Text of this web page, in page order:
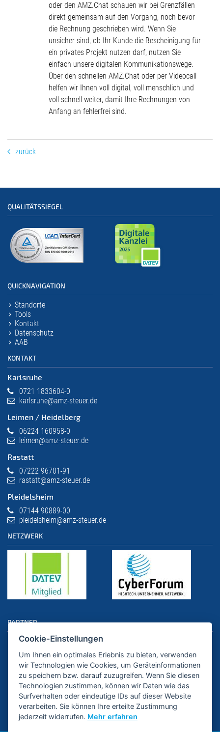
oder den AMZ.Chat schauen wir bei Grenzfällen
direkt gemeinsam auf den Vorgang, noch bevor
die Rechnung geschrieben wird. Wenn Sie
unsicher sind, ob Ihr Kunde die Bescheinigung für
ein privates Projekt nutzen darf, nutzen Sie
einfach unsere digitalen Kommunikationswege.
Über den schnellen AMZ.Chat oder per Videocall
helfen wir Ihnen voll digital, voll menschlich und
voll schnell weiter, damit Ihre Rechnungen von
Anfang an fehlerfrei sind.
zurück
QUALITÄTSSIEGEL
QUICKNAVIGATION
Standorte
Tools
Kontakt
Datenschutz
AAB
KONTAKT
Karlsruhe
0721 1833604-0
karlsruhe@amz-steuer.de
Leimen / Heidelberg
06224 160958-0
leimen@amz-steuer.de
Rastatt
07222 96701-91
rastatt@amz-steuer.de
Pleidelsheim
07144 90889-00
pleidelsheim@amz-steuer.de
NETZWERK
PARTNER
Cookie-Einstellungen
Um Ihnen ein optimales Erlebnis zu bieten, verwenden
wir Technologien wie Cookies, um Geräteinformationen
zu speichern bzw. darauf zuzugreifen. Wenn Sie diesen
Technologien zustimmen, können wir Daten wie das
Surfverhalten oder eindeutige IDs auf dieser Website
verarbeiten. Sie können Ihre erteilte Zustimmung
jederzeit widerrufen. Mehr erfahren